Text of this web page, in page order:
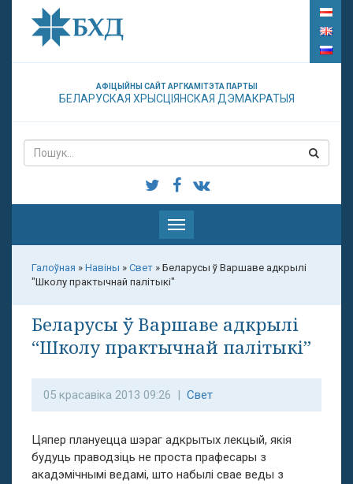
АФІЦЫЙНЫ САЙТ АРГКАМІТЭТА ПАРТЫІ
БЕЛАРУСКАЯ ХРЫСЦІЯНСКАЯ ДЭМАКРАТЫЯ
Паказаць
меню
Галоўная » Навіны » Свет » Беларусы ў Варшаве адкрылі
"Школу практычнай палітыкі"
Беларусы ў Варшаве адкрылі
“Школу практычнай палітыкі”
05 красавіка 2013 09:26 | Свет
Цяпер плануецца шэраг адкрытых лекцый, якія
будуць праводзіць не проста прафесары з
акадэмічнымі ведамі, што набылі свае веды з